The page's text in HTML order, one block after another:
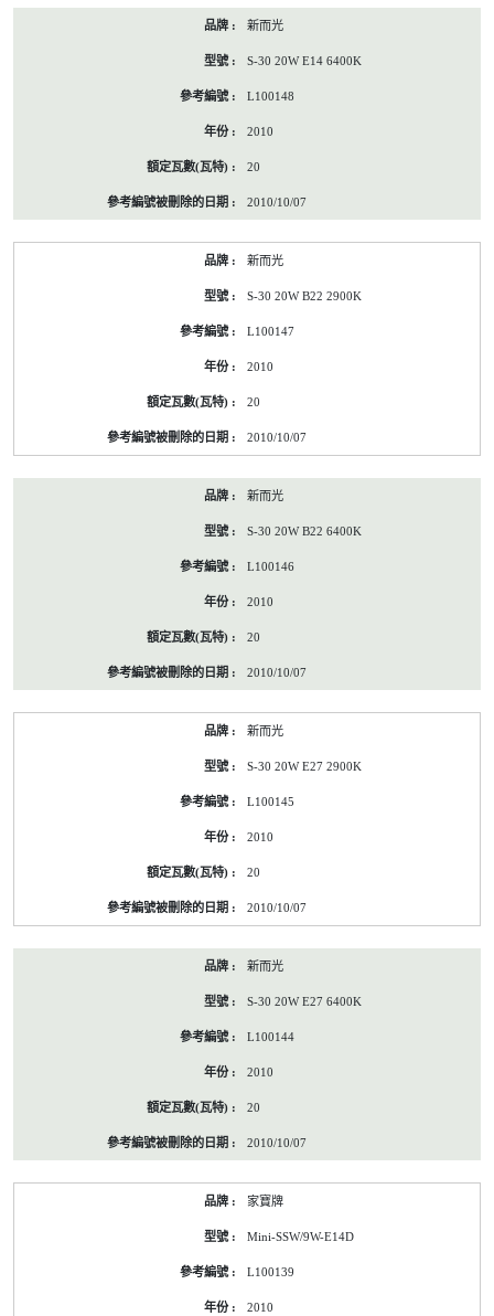
新而光
S-30 20W E14 6400K
L100148
2010
20
2010/10/07
新而光
S-30 20W B22 2900K
L100147
2010
20
2010/10/07
新而光
S-30 20W B22 6400K
L100146
2010
20
2010/10/07
新而光
S-30 20W E27 2900K
L100145
2010
20
2010/10/07
新而光
S-30 20W E27 6400K
L100144
2010
20
2010/10/07
家寶牌
Mini-SSW/9W-E14D
L100139
2010